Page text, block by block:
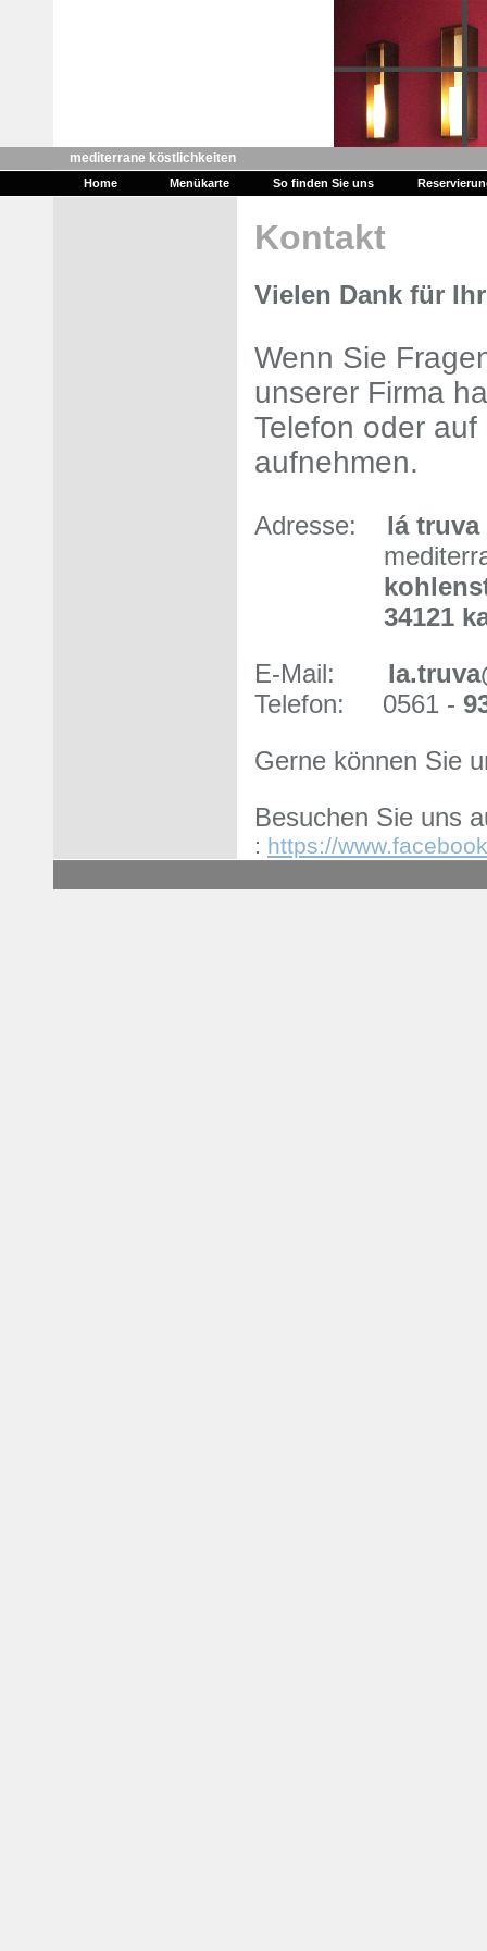
mediterrane köstlichkeiten
Home Menükarte So finden Sie uns
Kontakt
Vielen Dank für
Wenn Sie
unserer Firma
Telefon oder
aufnehmen.
Adresse: lá truva
34121
E-Mail:
Telefon: 0561 -
Gerne können Sie
Besuchen Sie uns
: https://